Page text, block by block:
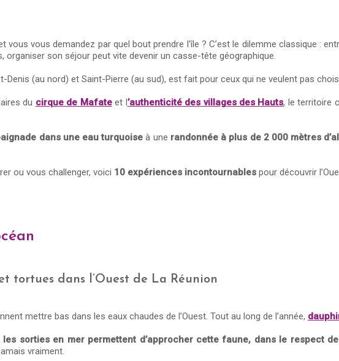
vous vous demandez par quel bout prendre l'île ? C’est le dilemme classique :
organiser son séjour peut vite devenir un casse-tête géographique.
Denis (au nord) et Saint-Pierre (au sud), est fait pour ceux qui ne veulent pas
du cirque de Mafateet l’authenticité des villages des Hauts, le territoire
dans une eau turquoise à une randonnée à plus de 2 000 mètres
ou vous challenger, voici 10 expériences incontournables pour découvrir
tortues dans l’Ouest de La Réunion
mettre bas dans les eaux chaudes de l’Ouest. Tout au long de l’année,
les sorties en mer permettent d’approcher cette faune, dans le respect
vraiment.